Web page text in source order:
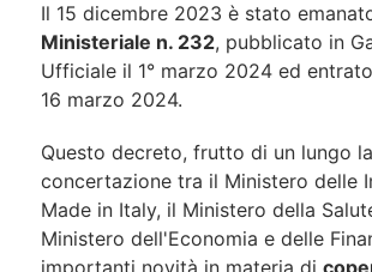
Il 15 dicembre 2023 è stato
Ministeriale n. 232, pubblicato in
Ufficiale il 1° marzo 2024 ed
16 marzo 2024.
Questo decreto, frutto di un lungo
concertazione tra il Ministero delle
Made in Italy, il Ministero della
Ministero dell'Economia e delle